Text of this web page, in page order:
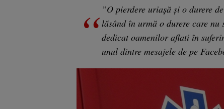
”O pierdere uriașă și o durere
lăsând în urmă o durere care
dedicat oamenilor aflati în
unul dintre mesajele de pe